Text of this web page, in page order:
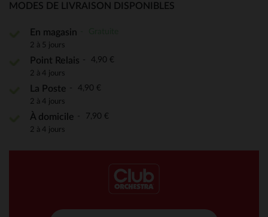
MODES DE LIVRAISON DISPONIBLES
En magasin
2 à 5 jours
Point Relais 4,90 €
2 à 4 jours
La Poste 4,90 €
2 à 4 jours
À domicile 7,90 €
2 à 4 jours